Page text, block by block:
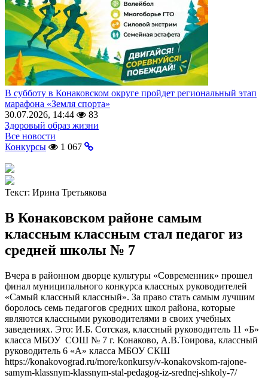
В субботу в Конаковском округе пройдет региональный этап
марафона «Земля спорта»
30.07.2026, 14:44
83
Здоровый образ жизни
Все новости
Конкурсы
1 067
Текст: Ирина Третьякова
В Конаковском районе самым
классным классным стал педагог из
средней школы № 7
Вчера в районном дворце культуры «Современник» прошел
финал муниципального конкурса классных руководителей
«Самый классный классный». За право стать самым лучшим
боролось семь педагогов средних школ района, которые
являются классными руководителями в своих учебных
заведениях. Это: И.Б. Сотская, классный руководитель 11 «Б»
класса МБОУ СОШ № 7 г. Конаково, А.В.Тоирова, классный
руководитель 6 «А» класса МБОУ СКШ
https://konakovograd.ru/more/konkursy/v-konakovskom-rajone-
samym-klassnym-klassnym-stal-pedagog-iz-srednej-shkoly-7/